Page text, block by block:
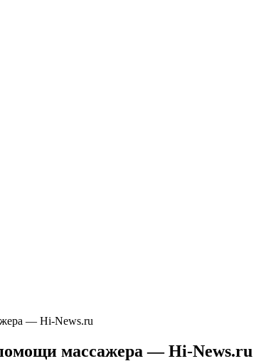
— Hi-News.ru
массажера — Hi-News.ru